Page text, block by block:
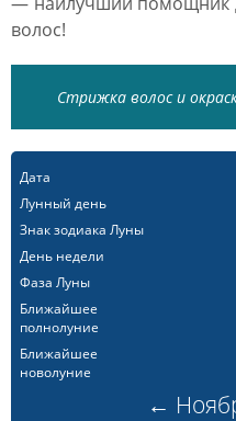
волос!
Стрижка волос и
Дата
Лунный день
Знак зодиака Луны
День недели
Фаза Луны
Ближайшее
полнолуние
Ближайшее
новолуние
←